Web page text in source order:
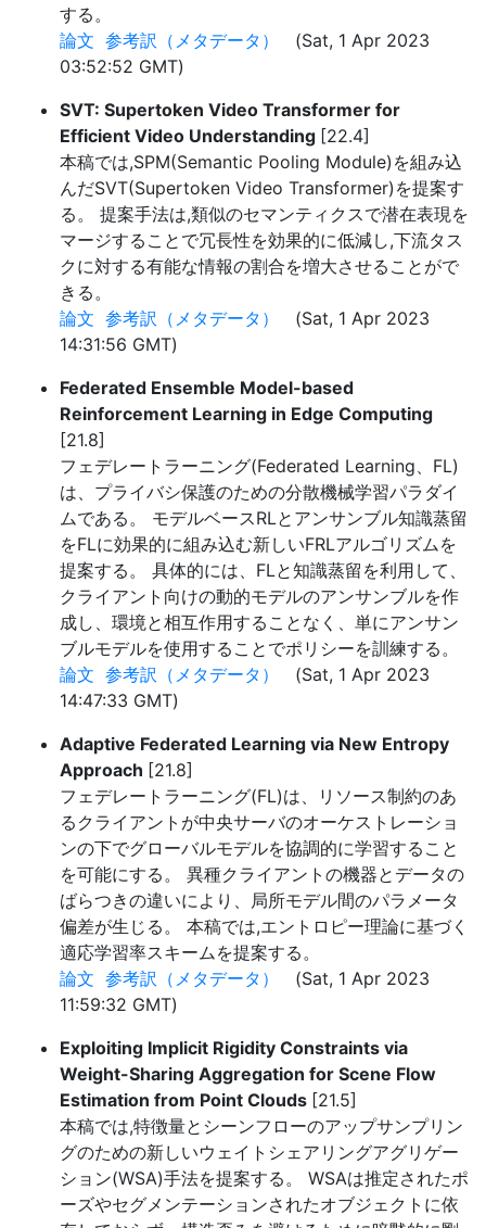
する。
論文 参考訳（メタデータ）
(Sat, 1 Apr 2023
03:52:52 GMT)
SVT: Supertoken Video Transformer for
Efficient Video Understanding [22.4]
本稿では,SPM(Semantic Pooling Module)を組み込
んだSVT(Supertoken Video Transformer)を提案す
る。 提案手法は,類似のセマンティクスで潜在表現を
マージすることで冗長性を効果的に低減し,下流タス
クに対する有能な情報の割合を増大させることがで
きる。
論文 参考訳（メタデータ）
(Sat, 1 Apr 2023
14:31:56 GMT)
Federated Ensemble Model-based
Reinforcement Learning in Edge Computing
[21.8]
フェデレートラーニング(Federated Learning、FL)
は、プライバシ保護のための分散機械学習パラダイ
ムである。 モデルベースRLとアンサンブル知識蒸留
をFLに効果的に組み込む新しいFRLアルゴリズムを
提案する。 具体的には、FLと知識蒸留を利用して、
クライアント向けの動的モデルのアンサンブルを作
成し、環境と相互作用することなく、単にアンサン
ブルモデルを使用することでポリシーを訓練する。
論文 参考訳（メタデータ）
(Sat, 1 Apr 2023
14:47:33 GMT)
Adaptive Federated Learning via New Entropy
Approach [21.8]
フェデレートラーニング(FL)は、リソース制約のあ
るクライアントが中央サーバのオーケストレーショ
ンの下でグローバルモデルを協調的に学習すること
を可能にする。 異種クライアントの機器とデータの
ばらつきの違いにより、局所モデル間のパラメータ
偏差が生じる。 本稿では,エントロピー理論に基づく
適応学習率スキームを提案する。
論文 参考訳（メタデータ）
(Sat, 1 Apr 2023
11:59:32 GMT)
Exploiting Implicit Rigidity Constraints via
Weight-Sharing Aggregation for Scene Flow
Estimation from Point Clouds [21.5]
本稿では,特徴量とシーンフローのアップサンプリン
グのための新しいウェイトシェアリングアグリゲー
ション(WSA)手法を提案する。 WSAは推定されたポ
ーズやセグメンテーションされたオブジェクトに依